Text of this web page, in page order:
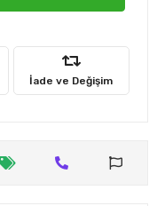
İade ve Değişim